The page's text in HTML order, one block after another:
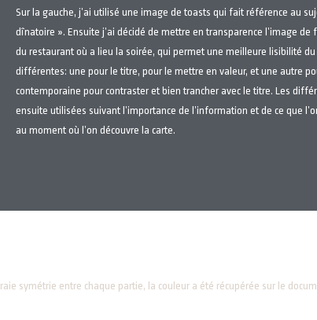
Sur la gauche, j’ai utilisé une image de toasts qui fait référence au
dînatoire ». Ensuite j’ai décidé de mettre en transparence l’image
du restaurant où a lieu la soirée, qui permet une meilleure lisibilité du
différentes: une pour le titre, pour le mettre en valeur, et une autre
contemporaine pour contraster et bien trancher avec le titre. Les
ensuite utilisées suivant l’importance de l’information et de ce que
au moment où l’on découvre la carte.
symétrie entre chaque partie, la couleur a été récupérée sur le